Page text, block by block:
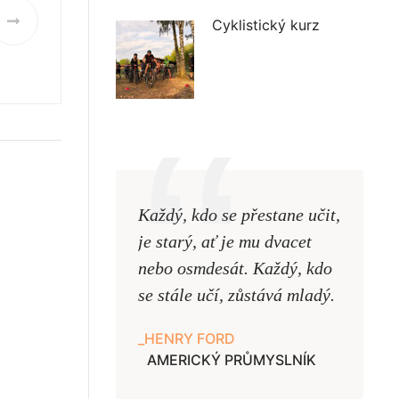
Cyklistický kurz
Každý, kdo se přestane učit,
je starý, ať je mu dvacet
nebo osmdesát. Každý, kdo
se stále učí, zůstává mladý.
HENRY FORD
AMERICKÝ PRŮMYSLNÍK